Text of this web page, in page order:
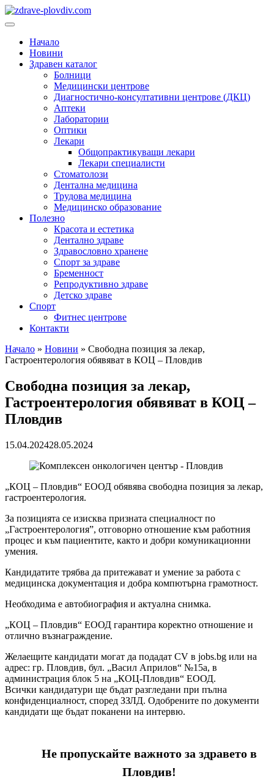
Преминете
към
Основно
Начало
Новини
Здравен каталог
Болници
Медицински центрове
Диагностично-консултативни центрове (ДКЦ)
Аптеки
Лаборатории
Оптики
Лекари
Общопрактикуващи лекари
Лекари специалисти
Стоматолози
Дентална медицина
Трудова медицина
Медицинско образование
Полезно
Красота и естетика
Дентално здраве
Здравословно хранене
Спорт за здраве
Бременност
Репродуктивно здраве
Детско здраве
Спорт
Фитнес центрове
Контакти
Начало » Новини » Свободна позиция за лекар,
Гастроентерология обявяват в КОЦ – Пловдив
Свободна позиция за лекар,
Гастроентерология обявяват в КОЦ –
Пловдив
15.04.202428.05.2024
„КОЦ – Пловдив“ ЕООД обявява свободна позиция за лекар,
гастроентерология.
За позицията се изисква призната специалност по
„Гастроентерология”, отговорно отношение към работния
процес и към пациентите, както и добри комуникационни
умения.
Кандидатите трябва да притежават и умение за работа с
медицинска документация и добра компютърна грамотност.
Необходима е автобиография и актуална снимка.
„КОЦ – Пловдив“ ЕООД гарантира коректно отношение и
отлично възнаграждение.
Желаещите кандидати могат да подадат CV в jobs.bg или на
адрес: гр. Пловдив, бул. „Васил Априлов“ №15а, в
администрация блок 5 на „КОЦ-Пловдив“ ЕООД.
Всички кандидатури ще бъдат разгледани при пълна
конфиденциалност, според ЗЗЛД. Одобрените по документи
кандидати ще бъдат поканени на интервю.
Не пропускайте важното за здравето в
Пловдив!